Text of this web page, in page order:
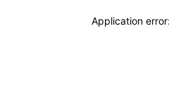
Application